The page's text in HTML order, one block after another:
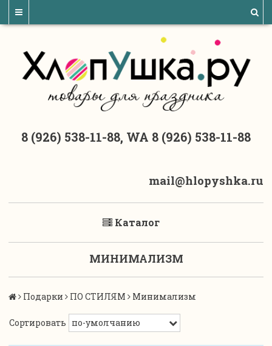
8 (926) 538-11-88, WA 8 (926) 538-11-88
mail@hlopyshka.ru
Каталог
МИНИМАЛИЗМ
Подарки ПО СТИЛЯМ Минимализм
Сортировать